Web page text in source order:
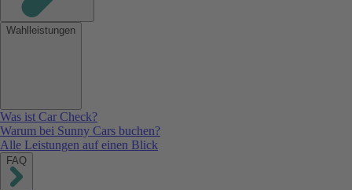
Wahlleistungen
Was ist Car Check?
Warum bei Sunny Cars buchen?
Alle Leistungen auf einen Blick
FAQ